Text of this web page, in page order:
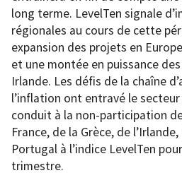
long terme. LevelTen signale
régionales au cours de cette
expansion des projets en
et une montée en puissance
Irlande. Les défis de la chaîne
l’inflation ont entravé le
conduit à la non-participation
France, de la Grèce, de
Portugal à l’indice LevelTen
trimestre.